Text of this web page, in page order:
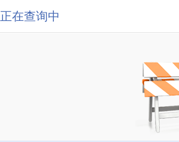
正在查询中